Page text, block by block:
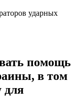
помощь
в том
для